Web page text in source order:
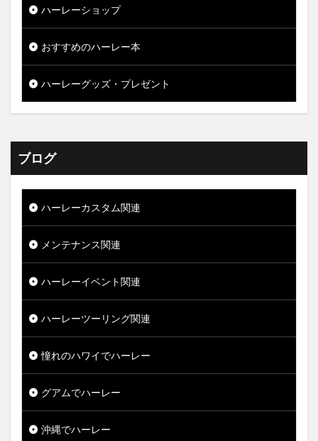
ハーレーショップ
おすすめのハーレー本
ハーレーグッズ・プレゼント
ブログ
ハーレーカスタム関連
メンテナンス関連
ハーレーイベント関連
ハーレーツーリング関連
憧れのハワイでハーレー
グアムでハーレー
沖縄でハーレー